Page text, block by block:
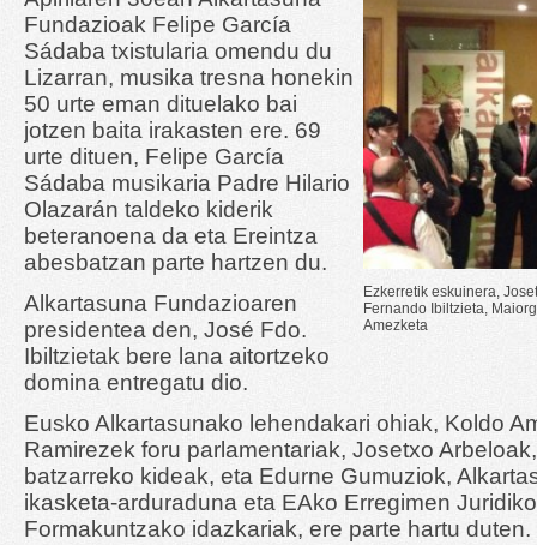
Ezkerretik eskuinera,
Fernando Ibiltzieta,
Amezketa
Fundazioak Felipe García
Sádaba txistularia omendu du
Lizarran, musika tresna honekin
50 urte eman dituelako bai
jotzen baita irakasten ere. 69
urte dituen, Felipe García
Sádaba musikaria Padre Hilario
Olazarán taldeko kiderik
beteranoena da eta Ereintza
abesbatzan parte hartzen du.
Alkartasuna Fundazioaren
presidentea den, José Fdo.
Ibiltzietak bere lana aitortzeko
domina entregatu dio.
Eusko Alkartasunako lehendakari ohiak, Koldo
Ramirezek foru parlamentariak, Josetxo
batzarreko kideak, eta Edurne Gumuziok,
ikasketa-arduraduna eta EAko Erregimen
Formakuntzako idazkariak, ere parte hartu duten.